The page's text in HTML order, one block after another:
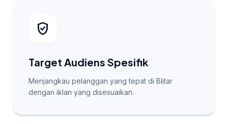
verified_user
Target Audiens Spesifik
Menjangkau pelanggan yang tepat di Blitar
dengan iklan yang disesuaikan.